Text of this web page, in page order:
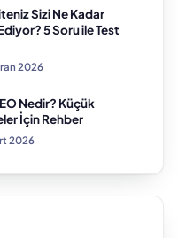
Sizi Ne Kadar
5 Soru ile Test
2026
Nedir? Küçük
İçin Rehber
2026